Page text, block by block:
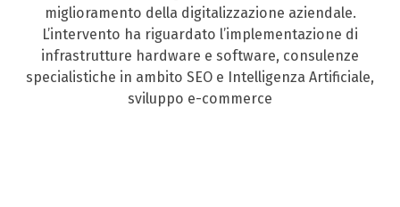
miglioramento della digitalizzazione aziendale.
L’intervento ha riguardato l’implementazione di
infrastrutture hardware e software, consulenze
specialistiche in ambito SEO e Intelligenza Artificiale,
sviluppo e-commerce